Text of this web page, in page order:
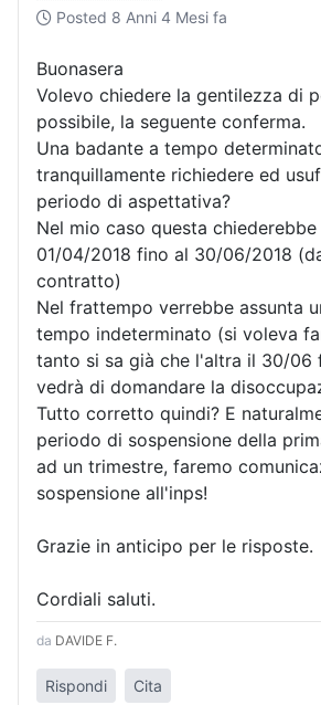
Posted 8 Anni 4 Mesi fa
Buonasera
Volevo chiedere la gentilezza di
possibile, la seguente conferma.
Una badante a tempo
tranquillamente richiedere ed
periodo di aspettativa?
Nel mio caso questa
01/04/2018 fino al 30/06/2018
contratto)
Nel frattempo verrebbe assunta
tempo indeterminato (si voleva
tanto si sa già che l'altra il 30/06
vedrà di domandare la
Tutto corretto quindi? E
periodo di sospensione della
ad un trimestre, faremo
sospensione all'inps!
Grazie in anticipo per le risposte.
Cordiali saluti.
da DAVIDE F.
Rispondi Cita